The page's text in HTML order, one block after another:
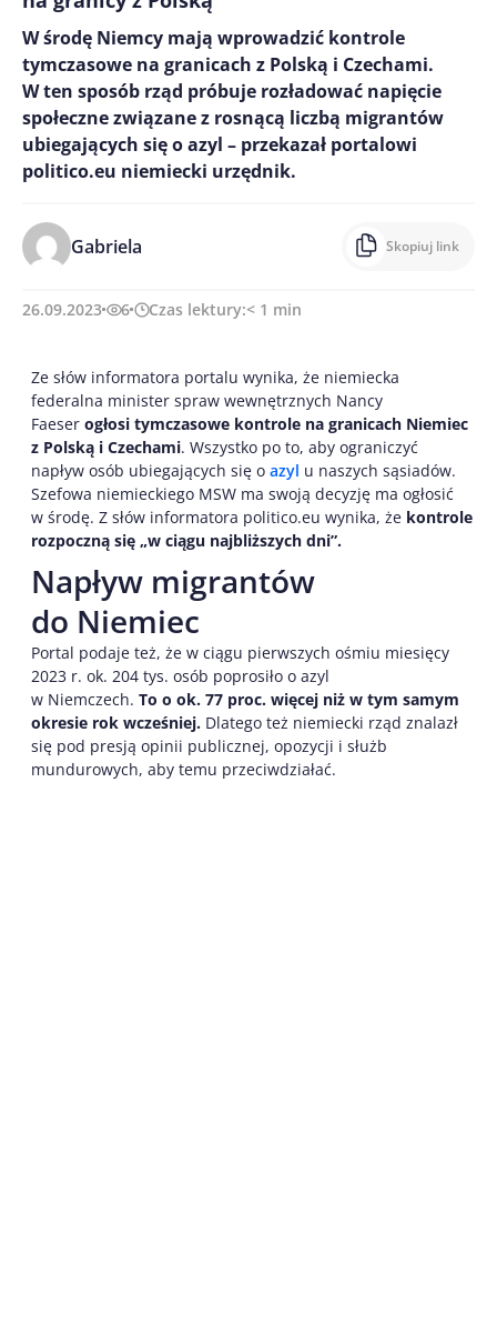
W środę Niemcy mają wprowadzić kontrole
tymczasowe na granicach z Polską i Czechami.
W ten sposób rząd próbuje rozładować napięcie
społeczne związane z rosnącą liczbą migrantów
ubiegających się o azyl – przekazał portalowi
politico.eu niemiecki urzędnik.
Gabriela Skopiuj link
26.09.2023 6 Czas lektury:< 1 min
Ze słów informatora portalu wynika, że niemiecka
federalna minister spraw wewnętrznych Nancy
Faeser ogłosi tymczasowe kontrole na granicach Niemiec
z Polską i Czechami. Wszystko po to, aby ograniczyć
napływ osób ubiegających się o azyl u naszych sąsiadów.
Szefowa niemieckiego MSW ma swoją decyzję ma ogłosić
w środę. Z słów informatora politico.eu wynika, że kontrole
rozpoczną się „w ciągu najbliższych dni”.
Napływ migrantów
do Niemiec
Portal podaje też, że w ciągu pierwszych ośmiu miesięcy
2023 r. ok. 204 tys. osób poprosiło o azyl
w Niemczech. To o ok. 77 proc. więcej niż w tym samym
okresie rok wcześniej. Dlatego też niemiecki rząd znalazł
się pod presją opinii publicznej, opozycji i służb
mundurowych, aby temu przeciwdziałać.